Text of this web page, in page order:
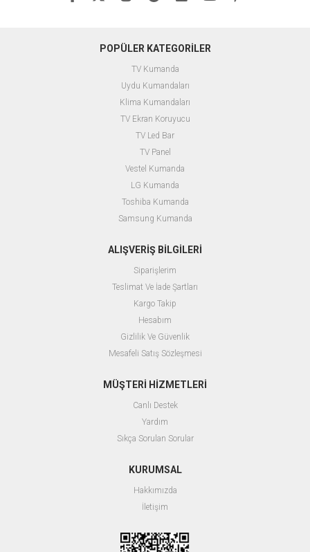
POPÜLER KATEGORİLER
TV Kumanda
Uydu Kumandaları
Klima Kumandaları
TV Ekran Koruyucu
TV Led Bar
TV Panel
Vestel Kumanda
LG Kumanda
Toshiba Kumanda
Samsung Kumanda
ALIŞVERİŞ BİLGİLERİ
Siparişlerim
Teslimat Ve İade Şartları
Kargo Takip
Hesabım
Gizlilik Ve Güvenlik
Mesafeli Satış Sözleşmesi
MÜŞTERİ HİZMETLERİ
Canlı Destek
Yardım
Sıkça Sorulan Sorular
KURUMSAL
Hakkımızda
İletişim